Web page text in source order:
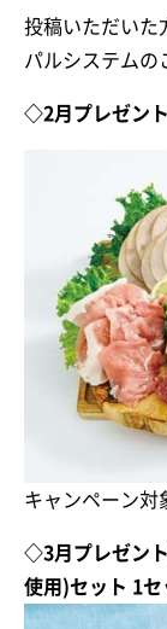
投稿いただいた
パルシステムの
◇2月プレゼン
キャンペーン対
◇3月プレゼン
使用)セット 1セ